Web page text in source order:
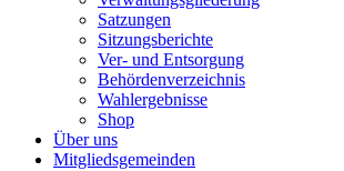
Satzungen
Sitzungsberichte
Ver- und Entsorgung
Behördenverzeichnis
Wahlergebnisse
Shop
Über uns
Mitgliedsgemeinden